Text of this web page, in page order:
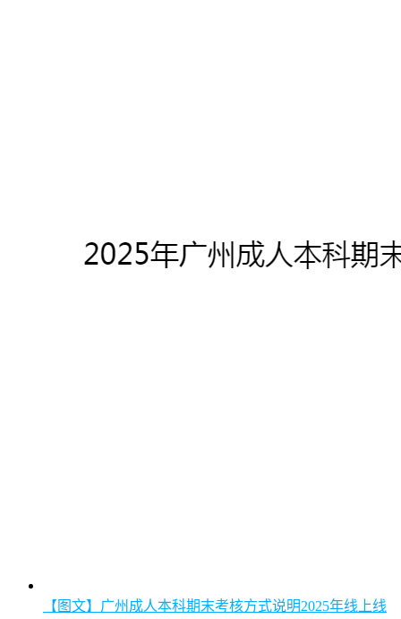
【图文】广州成人本科期末考核方式说明2025年线上线